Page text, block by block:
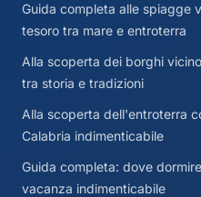
Guida completa alle spiagge
tesoro tra mare e entroterra
Alla scoperta dei borghi
tra storia e tradizioni
Alla scoperta dell'entroterra
Calabria indimenticabile
Guida completa: dove
vacanza indimenticabile